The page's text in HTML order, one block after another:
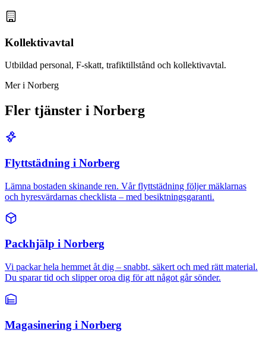
Kollektivavtal
Utbildad personal, F-skatt, trafiktillstånd och kollektivavtal.
Mer i Norberg
Fler tjänster i Norberg
Flyttstädning i Norberg
Lämna bostaden skinande ren. Vår flyttstädning följer mäklarnas
och hyresvärdarnas checklista – med besiktningsgaranti.
Packhjälp i Norberg
Vi packar hela hemmet åt dig – snabbt, säkert och med rätt material.
Du sparar tid och slipper oroa dig för att något går sönder.
Magasinering i Norberg